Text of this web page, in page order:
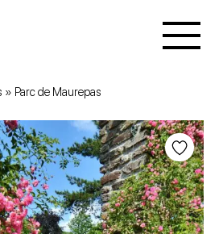
» Parc de Maurepas